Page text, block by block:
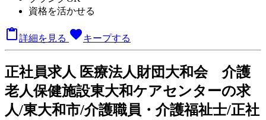
資格を活かせる
詳細を見る favoriteキープする
正社員求人 医療法人財団大和会 介護
老人保健施設東大和ケアセンターの求
人/東大和市/介護職員・介護福祉士/正社